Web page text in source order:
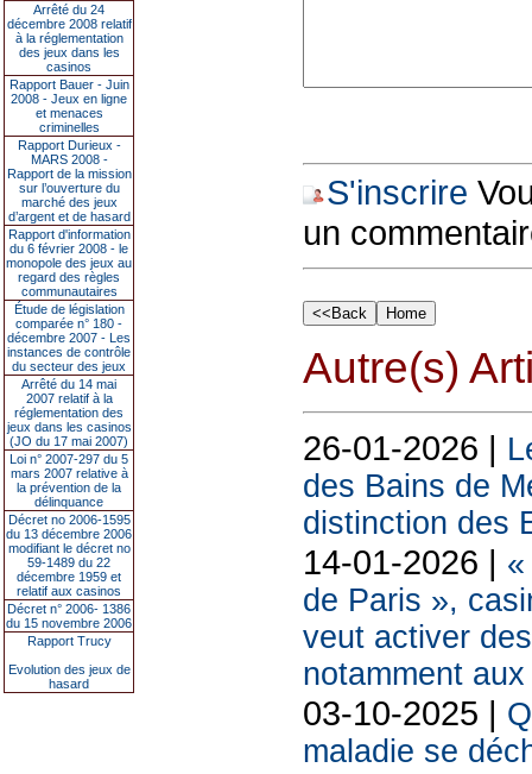
Arrêté du 24
décembre 2008 relatif
à la réglementation
des jeux dans les
casinos
Rapport Bauer - Juin
2008 - Jeux en ligne
et menaces
criminelles
Rapport Durieux -
MARS 2008 -
Rapport de la mission
sur l’ouverture du
marché des jeux
d’argent et de hasard
Rapport d'information
du 6 février 2008 - le
monopole des jeux au
regard des règles
communautaires
Étude de législation
comparée n° 180 -
décembre 2007 - Les
instances de contrôle
du secteur des jeux
Arrêté du 14 mai
2007 relatif à la
réglementation des
jeux dans les casinos
(JO du 17 mai 2007)
Loi n° 2007-297 du 5
mars 2007 relative à
la prévention de la
délinquance
Décret no 2006-1595
du 13 décembre 2006
modifiant le décret no
59-1489 du 22
décembre 1959 et
relatif aux casinos
Décret n° 2006- 1386
du 15 novembre 2006
Rapport Trucy
Evolution des jeux de
hasard
S'inscrire
un
Autre(s)
26-01-2026 |
des Bains de
distinction des
14-01-2026 |
de Paris »,
veut activer
notamment
03-10-2025 |
maladie se